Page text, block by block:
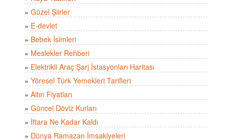
» Güzel Şiirler
» E-devlet
» Bebek İsimleri
» Meslekler Rehberi
» Elektrikli Araç Şarj İstasyonları Haritası
» Yöresel Türk Yemekleri Tarifleri
» Altın Fiyatları
» Güncel Döviz Kurları
» İftara Ne Kadar Kaldı
» Dünya Ramazan İmsakiyeleri